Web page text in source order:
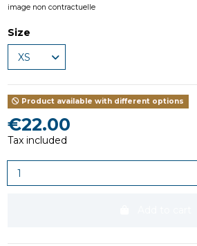
image non contractuelle
Size
Product available with different options
€22.00
Tax included